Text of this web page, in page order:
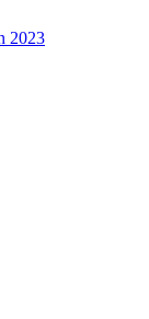
2023